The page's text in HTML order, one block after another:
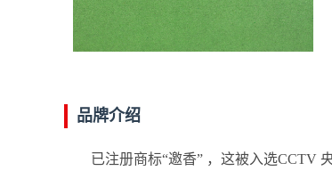
品牌介绍
已注册商标“邀香” ，这被入选CCTV